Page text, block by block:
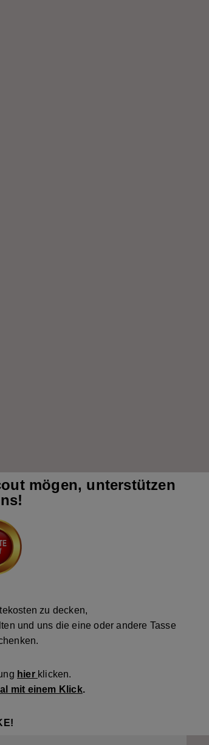
mögen, unterstützen
zu decken,
und uns die eine oder andere Tasse
hier klicken.
mit einem Klick.